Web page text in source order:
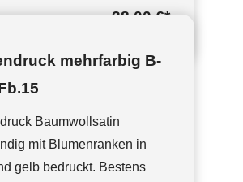
38,00 €*
mehrfarbig B-
Baumwollsatin
mit Blumenranken in
gelb bedruckt. Bestens